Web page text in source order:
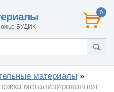
БУДИК
0
материалы »
метализированная